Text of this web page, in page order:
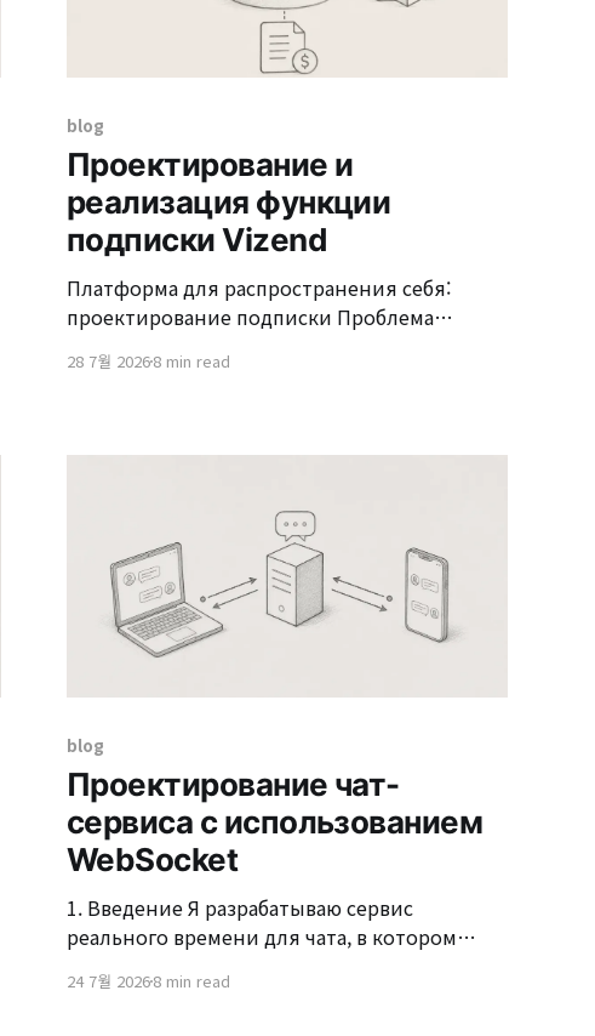
blog
Проектирование и
реализация функции
подписки Vizend
Платформа для распространения себя:
проектирование подписки Проблема
развертывания, с которой столкнулись в
Vizend Showcase — это платформа, которая
Kollex (единица развертывания, состоящая
из нескольких микросервисов) в кластере
Kubernetes на уровне Pavilion (арендатор).
Kollex состоит
28 7월 20268 min read
blog
Проектирование чат-
сервиса с использованием
WebSocket
1. Введение Я разрабатываю сервис
реального времени для чата, в котором
одном чате, обмениваться сообщениями и
24 7월 20268 min read